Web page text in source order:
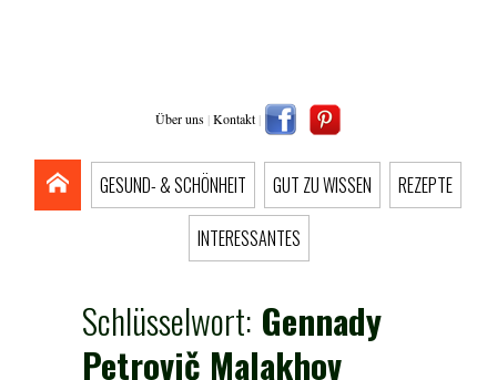
Über uns |Kontakt |
GESUND- & SCHÖNHEIT GUT ZU WISSEN
REZEPTE
INTERESSANTES
Schlüsselwort: Gennady
Petrovič Malakhov